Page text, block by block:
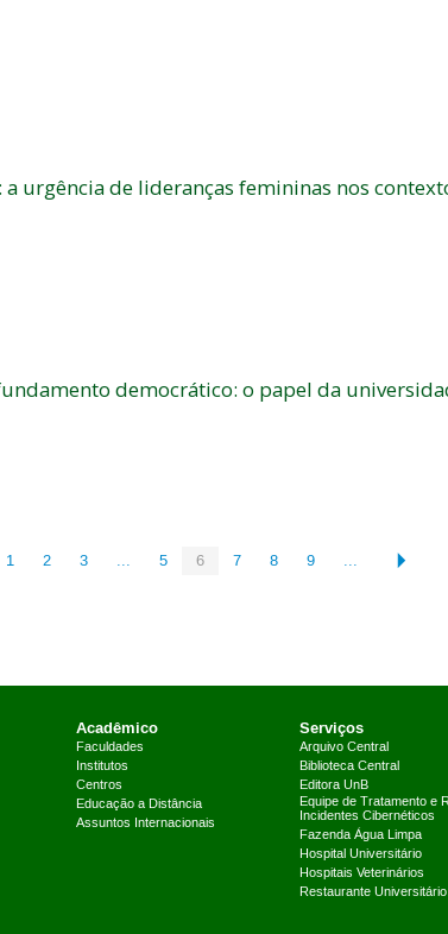
urgência de lideranças femininas nos
democrático: o papel da
1 2 3 ... 5 6 7 8 9 ...
Acadêmico
Faculdades
Institutos
Centros
Educação a Distância
Assuntos Internacionais
Serviços
Arquivo Central
Biblioteca Central
Editora UnB
Equipe de Tratamento e
Incidentes Cibernéticos
Fazenda Água Limpa
Hospital Universitário
Hospitais Veterinários
Restaurante Universitário